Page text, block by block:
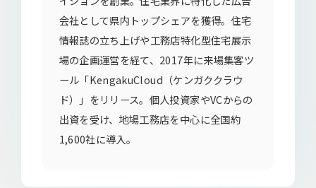
会社として県内トップシェアを獲得。住宅
情報誌の立ち上げや工務店特化型住宅展示
場の企画運営を経て、2017年に来場集客ツ
ール「KengakuCloud（ケンガククラウ
ド）」をリリース。個人投資家やVCからの
出資を受け、地場工務店を中心に全国約
1,600社に導入。